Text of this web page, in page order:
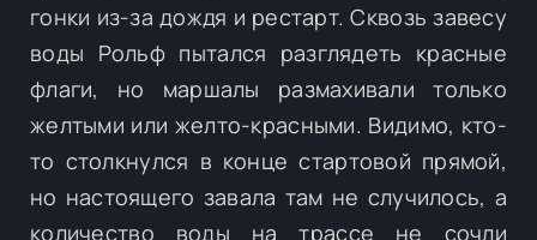
гонки из-за дождя и рестарт. Сквозь завесу
воды Рольф пытался разглядеть красные
флаги, но маршалы размахивали только
желтыми или желто-красными. Видимо, кто-
то столкнулся в конце стартовой прямой,
но настоящего завала там не случилось, а
количество воды на трассе не сочли